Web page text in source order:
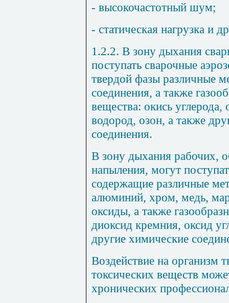
- высокочастотный шум;
- статическая нагрузка и
1.2.2. В зону дыхания
поступать сварочные
твердой фазы различные
соединения, а также
вещества: окись
водород, озон, а также
соединения.
В зону дыхания рабочих,
напыления, могут
содержащие различные
алюминий, хром, медь,
оксиды, а также
диоксид кремния, оксид
другие химические
Воздействие на организм
токсических веществ
хронических